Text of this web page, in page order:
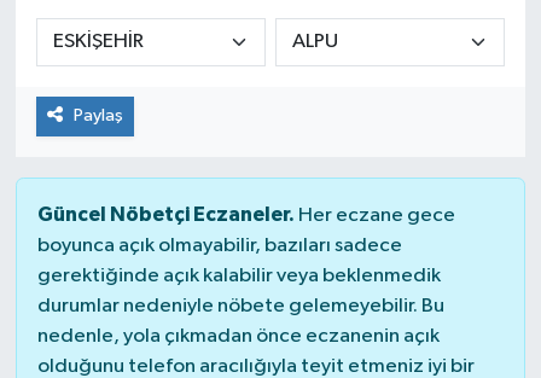
Paylaş
Güncel Nöbetçi Eczaneler. Her eczane gece
boyunca açık olmayabilir, bazıları sadece
gerektiğinde açık kalabilir veya beklenmedik
durumlar nedeniyle nöbete gelemeyebilir. Bu
nedenle, yola çıkmadan önce eczanenin açık
olduğunu telefon aracılığıyla teyit etmeniz iyi bir
Siyaset
Spor